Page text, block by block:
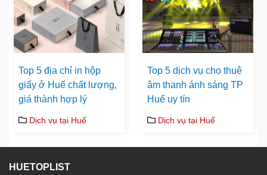
Top 5 địa chỉ in hộp
giấy ở Huế chất lượng,
giá thành hợp lý
Dịch vụ tại Huế
Top 5 dịch vụ cho thuê
âm thanh ánh sáng TP
Huế uy tín
Dịch vụ tại Huế
HUETOPLIST